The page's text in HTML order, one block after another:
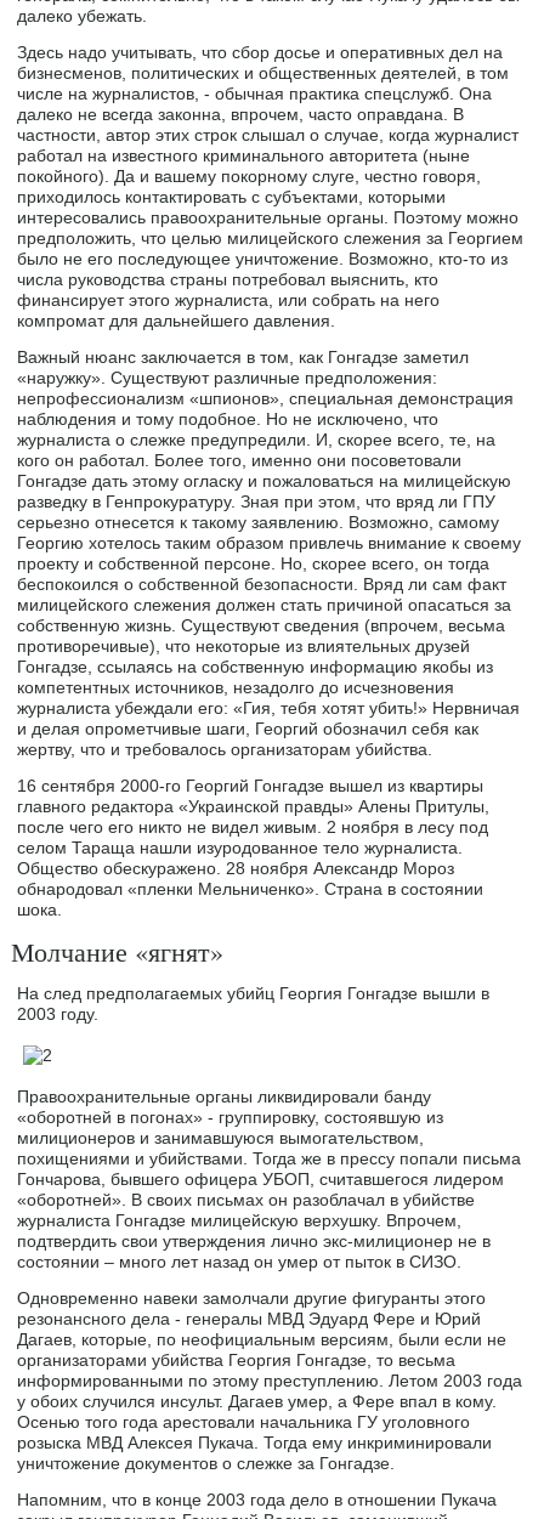
далеко убежать.
Здесь надо учитывать, что сбор досье и оперативных дел на
бизнесменов, политических и общественных деятелей, в том
числе на журналистов, - обычная практика спецслужб. Она
далеко не всегда законна, впрочем, часто оправдана. В
частности, автор этих строк слышал о случае, когда журналист
работал на известного криминального авторитета (ныне
покойного). Да и вашему покорному слуге, честно говоря,
приходилось контактировать с субъектами, которыми
интересовались правоохранительные органы. Поэтому можно
предположить, что целью милицейского слежения за Георгием
было не его последующее уничтожение. Возможно, кто-то из
числа руководства страны потребовал выяснить, кто
финансирует этого журналиста, или собрать на него
компромат для дальнейшего давления.
Важный нюанс заключается в том, как Гонгадзе заметил
«наружку». Существуют различные предположения:
непрофессионализм «шпионов», специальная демонстрация
наблюдения и тому подобное. Но не исключено, что
журналиста о слежке предупредили. И, скорее всего, те, на
кого он работал. Более того, именно они посоветовали
Гонгадзе дать этому огласку и пожаловаться на милицейскую
разведку в Генпрокуратуру. Зная при этом, что вряд ли ГПУ
серьезно отнесется к такому заявлению. Возможно, самому
Георгию хотелось таким образом привлечь внимание к своему
проекту и собственной персоне. Но, скорее всего, он тогда
беспокоился о собственной безопасности. Вряд ли сам факт
милицейского слежения должен стать причиной опасаться за
собственную жизнь. Существуют сведения (впрочем, весьма
противоречивые), что некоторые из влиятельных друзей
Гонгадзе, ссылаясь на собственную информацию якобы из
компетентных источников, незадолго до исчезновения
журналиста убеждали его: «Гия, тебя хотят убить!» Нервничая
и делая опрометчивые шаги, Георгий обозначил себя как
жертву, что и требовалось организаторам убийства.
16 сентября 2000-го Георгий Гонгадзе вышел из квартиры
главного редактора «Украинской правды» Алены Притулы,
после чего его никто не видел живым. 2 ноября в лесу под
селом Тараща нашли изуродованное тело журналиста.
Общество обескуражено. 28 ноября Александр Мороз
обнародовал «пленки Мельниченко». Страна в состоянии
шока.
Молчание «ягнят»
На след предполагаемых убийц Георгия Гонгадзе вышли в
2003 году.
Правоохранительные органы ликвидировали банду
«оборотней в погонах» - группировку, состоявшую из
милиционеров и занимавшуюся вымогательством,
похищениями и убийствами. Тогда же в прессу попали письма
Гончарова, бывшего офицера УБОП, считавшегося лидером
«оборотней». В своих письмах он разоблачал в убийстве
журналиста Гонгадзе милицейскую верхушку. Впрочем,
подтвердить свои утверждения лично экс-милиционер не в
состоянии – много лет назад он умер от пыток в СИЗО.
Одновременно навеки замолчали другие фигуранты этого
резонансного дела - генералы МВД Эдуард Фере и Юрий
Дагаев, которые, по неофициальным версиям, были если не
организаторами убийства Георгия Гонгадзе, то весьма
информированными по этому преступлению. Летом 2003 года
у обоих случился инсульт. Дагаев умер, а Фере впал в кому.
Осенью того года арестовали начальника ГУ уголовного
розыска МВД Алексея Пукача. Тогда ему инкриминировали
уничтожение документов о слежке за Гонгадзе.
Напомним, что в конце 2003 года дело в отношении Пукача